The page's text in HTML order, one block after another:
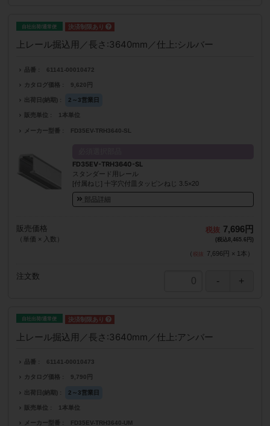
自社出荷/通常便
上レール掘込用／長さ:3640mm／仕上:シルバー
品番 61141-00010472
カタログ価格 9,620円
出荷日(納期) 2～3営業日
販売単位 1本単位
メーカー型番 FD35EV-TRH3640-SL
FD35EV-TRH3640-SL
スタンダード用レール
[付属ねじ] 十字穴付皿タッピンねじ 3.5×20
部品詳細
販売価格
（単価 × 入数）
7,696円
(税込8,465.6円)
（ 7,696円 × 1 本 ）
注文数
自社出荷/通常便
上レール掘込用／長さ:3640mm／仕上:アンバー
品番 61141-00010473
カタログ価格 9,790円
出荷日(納期) 2～3営業日
販売単位 1本単位
メーカー型番 FD35EV-TRH3640-UM